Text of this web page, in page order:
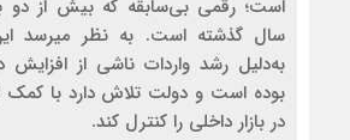
است؛ رقمی بی‌سابقه که بیش از دو
سال گذشته است. به نظر می‏رسد
به‌دلیل رشد واردات ناشی از افزایش
بوده است و دولت تلاش دارد با کمک
در بازار داخلی را کنترل کند.